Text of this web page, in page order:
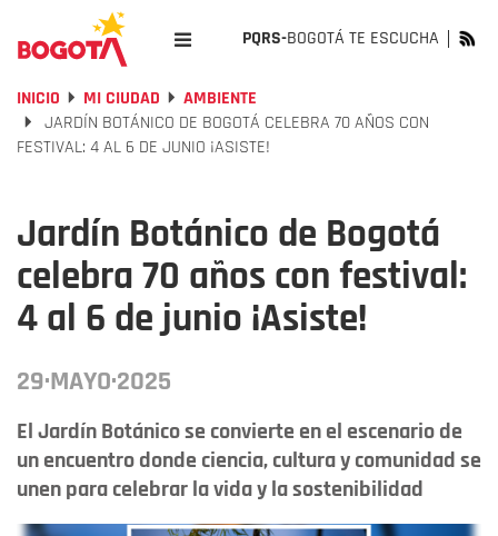
PQRS-BOGOTÁ TE ESCUCHA
INICIO MI CIUDAD
AMBIENTE
JARDÍN BOTÁNICO DE BOGOTÁ CELEBRA 70 AÑOS CON
FESTIVAL: 4 AL 6 DE JUNIO ¡ASISTE!
Jardín Botánico de Bogotá
celebra 70 años con festival:
4 al 6 de junio ¡Asiste!
29·MAYO·2025
El Jardín Botánico se convierte en el escenario de
un encuentro donde ciencia, cultura y comunidad se
unen para celebrar la vida y la sostenibilidad